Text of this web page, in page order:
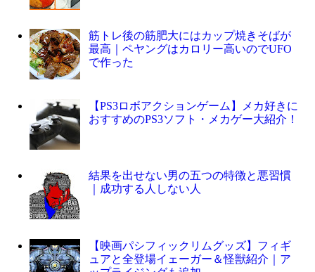
筋トレ後の筋肥大にはカップ焼きそばが
最高｜ペヤングはカロリー高いのでUFO
で作った
【PS3ロボアクションゲーム】メカ好きに
おすすめのPS3ソフト・メカゲー大紹介！
結果を出せない男の五つの特徴と悪習慣
｜成功する人しない人
【映画パシフィックリムグッズ】フィギ
ュアと全登場イェーガー＆怪獣紹介｜ア